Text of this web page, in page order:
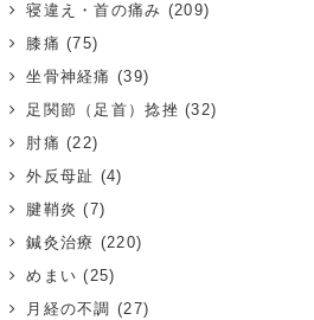
寝違え・首の痛み (209)
膝痛 (75)
坐骨神経痛 (39)
足関節（足首）捻挫 (32)
肘痛 (22)
外反母趾 (4)
腱鞘炎 (7)
鍼灸治療 (220)
めまい (25)
月経の不調 (27)